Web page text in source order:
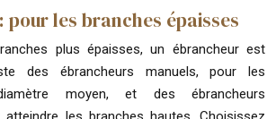
pour les branches épaisses
plus épaisses, un ébrancheur est
des ébrancheurs manuels, pour les
moyen, et des ébrancheurs